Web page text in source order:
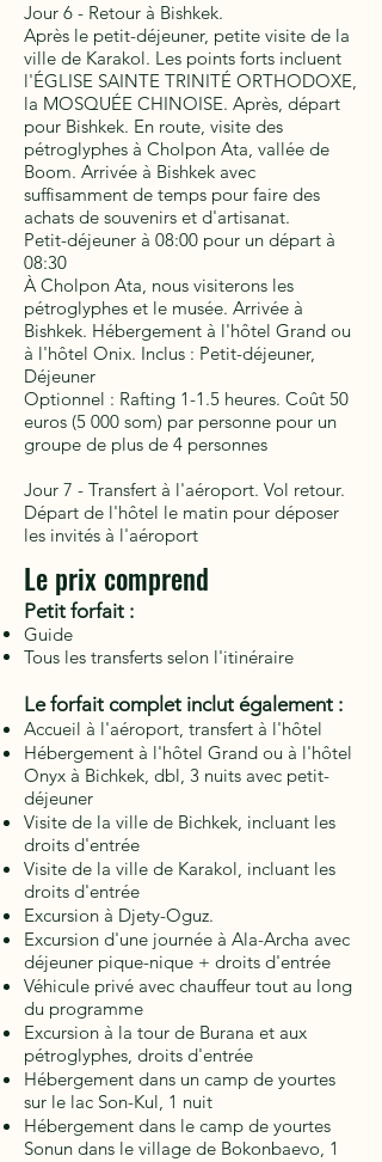
Jour 6 - Retour à Bishkek.
Après le petit-déjeuner, petite visite de la
ville de Karakol. Les points forts incluent
l'ÉGLISE SAINTE TRINITÉ ORTHODOXE,
la MOSQUÉE CHINOISE. Après, départ
pour Bishkek. En route, visite des
pétroglyphes à Cholpon Ata, vallée de
Boom. Arrivée à Bishkek avec
suffisamment de temps pour faire des
achats de souvenirs et d'artisanat.
Petit-déjeuner à 08:00 pour un départ à
08:30
À Cholpon Ata, nous visiterons les
pétroglyphes et le musée. Arrivée à
Bishkek. Hébergement à l'hôtel Grand ou
à l'hôtel Onix. Inclus : Petit-déjeuner,
Déjeuner
Optionnel : Rafting 1-1.5 heures. Coût 50
euros (5 000 som) par personne pour un
groupe de plus de 4 personnes
Jour 7 - Transfert à l'aéroport. Vol retour.
Départ de l'hôtel le matin pour déposer
les invités à l'aéroport
Le prix comprend
Petit forfait :
Guide
Tous les transferts selon l'itinéraire
Le forfait complet inclut également :
Accueil à l'aéroport, transfert à l'hôtel
Hébergement à l'hôtel Grand ou à l'hôtel
Onyx à Bichkek, dbl, 3 nuits avec petit-
déjeuner
Visite de la ville de Bichkek, incluant les
droits d'entrée
Visite de la ville de Karakol, incluant les
droits d'entrée
Excursion à Djety-Oguz.
Excursion d'une journée à Ala-Archa avec
déjeuner pique-nique + droits d'entrée
Véhicule privé avec chauffeur tout au long
du programme
Excursion à la tour de Burana et aux
pétroglyphes, droits d'entrée
Hébergement dans un camp de yourtes
sur le lac Son-Kul, 1 nuit
Hébergement dans le camp de yourtes
Sonun dans le village de Bokonbaevo, 1